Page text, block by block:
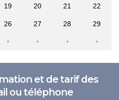
19 20 21 22
26 27 28 29
et de tarif des
ou téléphone